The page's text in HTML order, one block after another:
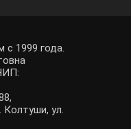
с 1999 года.
Колтуши, ул.